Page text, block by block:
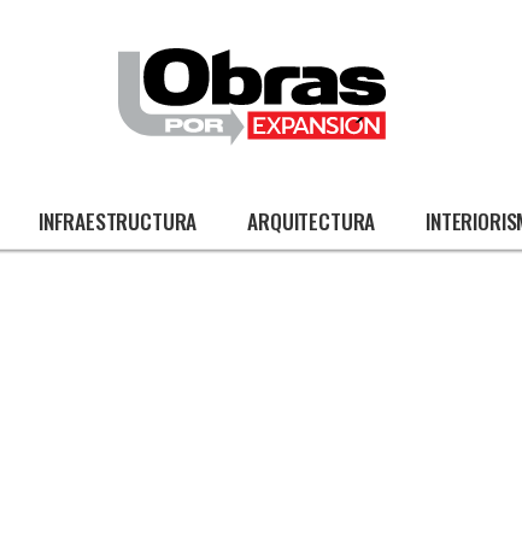
INFRAESTRUCTURA ARQUITECTURA